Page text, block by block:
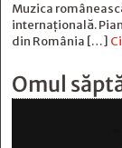
Muzica
internațională.
din România […]
Omul